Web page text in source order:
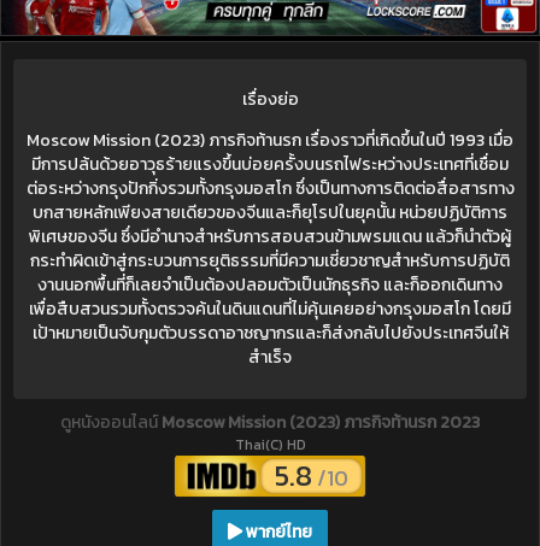
เรื่องย่อ
Moscow Mission (2023) ภารกิจท้านรก เรื่องราวที่เกิดขึ้นในปี 1993 เมื่อ
มีการปล้นด้วยอาวุธร้ายแรงขึ้นบ่อยครั้งบนรถไฟระหว่างประเทศที่เชื่อม
ต่อระหว่างกรุงปักกิ่งรวมทั้งกรุงมอสโก ซึ่งเป็นทางการติดต่อสื่อสารทาง
บกสายหลักเพียงสายเดียวของจีนและก็ยุโรปในยุคนั้น หน่วยปฏิบัติการ
พิเศษของจีน ซึ่งมีอำนาจสำหรับการสอบสวนข้ามพรมแดน แล้วก็นำตัวผู้
กระทำผิดเข้าสู่กระบวนการยุติธรรมที่มีความเชี่ยวชาญสำหรับการปฏิบัติ
งานนอกพื้นที่ก็เลยจำเป็นต้องปลอมตัวเป็นนักธุรกิจ และก็ออกเดินทาง
เพื่อสืบสวนรวมทั้งตรวจค้นในดินแดนที่ไม่คุ้นเคยอย่างกรุงมอสโก โดยมี
เป้าหมายเป็นจับกุมตัวบรรดาอาชญากรและก็ส่งกลับไปยังประเทศจีนให้
สำเร็จ
ดูหนังออนไลน์Moscow Mission (2023) ภารกิจท้านรก 2023
Thai(C) HD
5.8 /10
พากย์ไทย